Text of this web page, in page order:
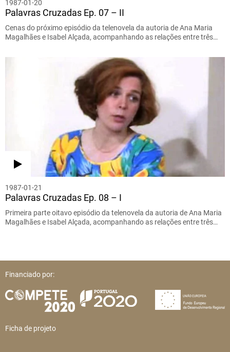
1987-01-20
Palavras Cruzadas Ep. 07 – II
Cenas do próximo episódio da telenovela da autoria de Ana Maria
Magalhães e Isabel Alçada, acompanhando as relações entre três…
1987-01-21
Palavras Cruzadas Ep. 08 – I
Primeira parte oitavo episódio da telenovela da autoria de Ana Maria
Magalhães e Isabel Alçada, acompanhando as relações entre três…
Financiado por:
Ficha de projeto